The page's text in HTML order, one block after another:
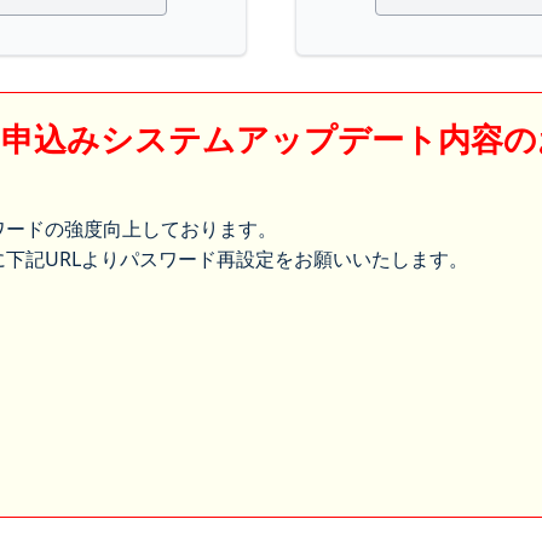
込みシステムアップデート内容
ドの強度向上しております。
記URLよりパスワード再設定をお願いいたします。